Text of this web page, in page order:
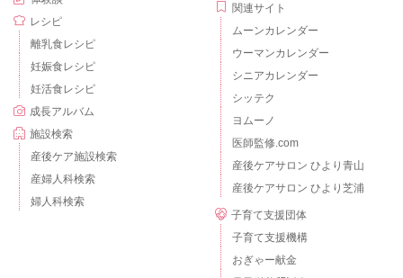
レシピ
離乳食レシピ
妊娠食レシピ
妊活食レシピ
成長アルバム
施設検索
産後ケア施設検索
産婦人科検索
婦人科検索
関連サイト
ムーンカレンダー
ウーマンカレンダー
シニアカレンダー
シッテク
ヨムーノ
医師監修.com
産後ケアサロン ひより青山
産後ケアサロン ひより芝浦
子育て支援団体
子育て支援機構
おぎゃー献金